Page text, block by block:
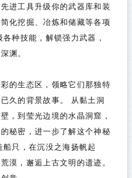
进工具升级你的武器库和装
化挖掘、冶炼和储藏等各项
种技能，解锁强力武器，
渊。
的生态区，领略它们那独特
久的背景故事。 从黏土洞
，到莹光边境的水晶洞窟，
秘密，进一步了解这个神秘
只，在沉没之海扬帆起
漠，邂逅上古文明的遗迹。